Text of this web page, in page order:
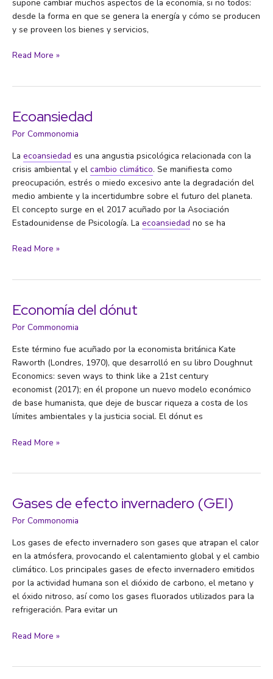
supone cambiar muchos aspectos de la economía, si no todos:
desde la forma en que se genera la energía y cómo se producen
y se proveen los bienes y servicios,
Descarbonización
Read More »
Ecoansiedad
Por Commonomia
La ecoansiedad es una angustia psicológica relacionada con la
crisis ambiental y el cambio climático. Se manifiesta como
preocupación, estrés o miedo excesivo ante la degradación del
medio ambiente y la incertidumbre sobre el futuro del planeta.
El concepto surge en el 2017 acuñado por la Asociación
Estadounidense de Psicología. La ecoansiedad no se ha
Ecoansiedad
Read More »
Economía del dónut
Por Commonomia
Este término fue acuñado por la economista británica Kate
Raworth (Londres, 1970), que desarrolló en su libro Doughnut
Economics: seven ways to think like a 21st century
economist (2017); en él propone un nuevo modelo económico
de base humanista, que deje de buscar riqueza a costa de los
límites ambientales y la justicia social. El dónut es
Economía
Read More »
Gases de efecto invernadero (GEI)
Por Commonomia
Los gases de efecto invernadero son gases que atrapan el calor
en la atmósfera, provocando el calentamiento global y el cambio
climático. Los principales gases de efecto invernadero emitidos
por la actividad humana son el dióxido de carbono, el metano y
el óxido nitroso, así como los gases fluorados utilizados para la
refrigeración. Para evitar un
Gases
Read More »